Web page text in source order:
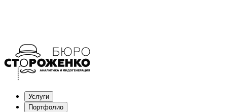
Услуги
Портфолио